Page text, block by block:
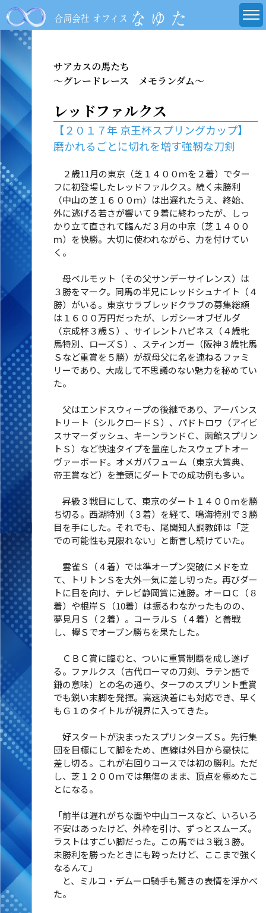
サアカスの馬たち
～グレードレース メモランダム～
レッドファルクス
【２０１７年 京王杯スプリングカップ】
磨かれるごとに切れを増す強靭な刀剣
２歳11月の東京（芝１４００ｍを２着）でター
フに初登場したレッドファルクス。続く未勝利
（中山の芝１６００ｍ）は出遅れたうえ、終始、
外に逃げる若さが響いて９着に終わったが、しっ
かり立て直されて臨んだ３月の中京（芝１４００
ｍ）を快勝。大切に使われながら、力を付けてい
く。
母ベルモット（その父サンデーサイレンス）は
３勝をマーク。同馬の半兄にレッドシュナイト（４
勝）がいる。東京サラブレッドクラブの募集総額
は１６００万円だったが、レガシーオブゼルダ
（京成杯３歳Ｓ）、サイレントハピネス（４歳牝
馬特別、ローズＳ）、スティンガー（阪神３歳牝馬
Ｓなど重賞を５勝）が叔母父に名を連ねるファミ
リーであり、大成して不思議のない魅力を秘めてい
た。
父はエンドスウィープの後継であり、アーバンス
トリート（シルクロードＳ）、パドトロワ（アイビ
スサマーダッシュ、キーンランドＣ、函館スプリン
トＳ）など快速タイプを量産したスウェプトオー
ヴァーボード。オメガパフューム（東京大賞典、
帝王賞など）を筆頭にダートでの成功例も多い。
昇級３戦目にして、東京のダート１４００ｍを勝
ち切る。西湖特別（３着）を経て、鳴海特別で３勝
目を手にした。それでも、尾関知人調教師は「芝
での可能性も見限れない」と断言し続けていた。
雲雀Ｓ（４着）では準オープン突破にメドを立
て、トリトンＳを大外一気に差し切った。再びダー
トに目を向け、テレビ静岡賞に連勝。オーロＣ（８
着）や根岸Ｓ（10着）は振るわなかったものの、
夢見月Ｓ（２着）。コーラルＳ（４着）と善戦
し、欅Ｓでオープン勝ちを果たした。
ＣＢＣ賞に臨むと、ついに重賞制覇を成し遂げ
る。ファルクス（古代ローマの刀剣、ラテン語で
鎌の意味）との名の通り、ターフのスプリント重賞
でも鋭い末脚を発揮。高速決着にも対応でき、早く
もＧ１のタイトルが視界に入ってきた。
好スタートが決まったスプリンターズＳ。先行集
団を目標にして脚をため、直線は外目から豪快に
差し切る。これが右回りコースでは初の勝利。ただ
し、芝１２００ｍでは無傷のまま、頂点を極めたこ
とになる。
「前半は遅れがちな面や中山コースなど、いろいろ
不安はあったけど、外枠を引け、ずっとスムーズ。
ラストはすごい脚だった。この馬では３戦３勝。
未勝利を勝ったときにも跨ったけど、ここまで強く
なるんて」
と、ミルコ・デムーロ騎手も驚きの表情を浮かべ
た。